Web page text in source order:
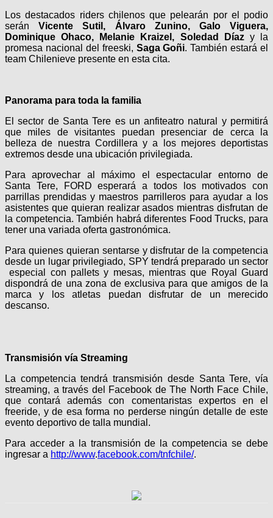
Los destacados riders chilenos que pelearán por el podio
seránVicente Sutil, Álvaro Zunino, Galo Viguera,
Dominique Ohaco, Melanie Kraizel, Soledad Díaz y la
promesa nacional del freeski, Saga Goñi. También estará el
team Chilenieve presente en esta cita.
Panorama para toda la familia
El sector de Santa Tere es un anfiteatro natural y permitirá
que miles de visitantes puedan presenciar de cerca la
belleza de nuestra Cordillera y a los mejores deportistas
extremos desde una ubicación privilegiada.
Para aprovechar al máximo el espectacular entorno de
Santa Tere, FORD esperará a todos los motivados con
parrillas prendidas y maestros parrilleros para ayudar a los
asistentes que quieran realizar asados mientras disfrutan de
la competencia. También habrá diferentes Food Trucks, para
tener una variada oferta gastronómica.
Para quienes quieran sentarse y disfrutar de la competencia
desde un lugar privilegiado, SPY tendrá preparado un sector
especial con pallets y mesas, mientras que Royal Guard
dispondrá de una zona de exclusiva para que amigos de la
marca y los atletas puedan disfrutar de un merecido
descanso.
Transmisión vía Streaming
La competencia tendrá transmisión desde Santa Tere, vía
streaming, a través del Facebook de The North Face Chile,
que contará además con comentaristas expertos en el
freeride, y de esa forma no perderse ningún detalle de este
evento deportivo de talla mundial.
Para acceder a la transmisión de la competencia se debe
ingresar a http://www.facebook.com/tnfchile/.